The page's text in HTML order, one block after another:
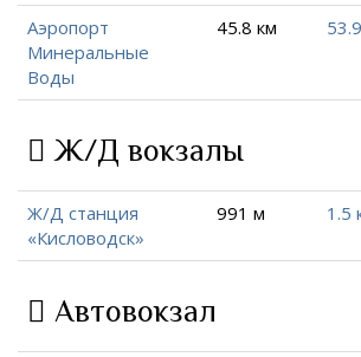
Аэропорт
Минеральные
Воды
45.8 км
Ж/Д вокзалы
Ж/Д станция
«Кисловодск»
991 м 1.5
Автовокзал